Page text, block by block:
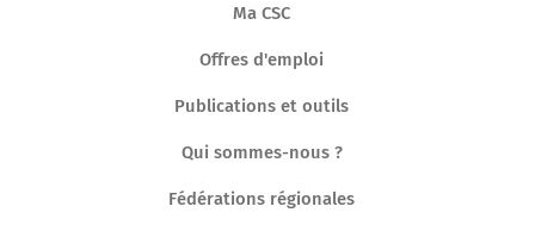
Ma CSC
Offres d'emploi
Publications et outils
Qui sommes-nous ?
Fédérations régionales